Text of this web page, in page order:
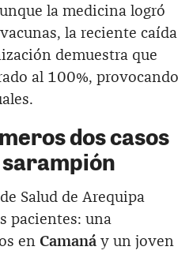
la medicina logró
la reciente caída
demuestra que
al 100%, provocando
dos casos
Salud de Arequipa
pacientes: una
en Camaná y un joven